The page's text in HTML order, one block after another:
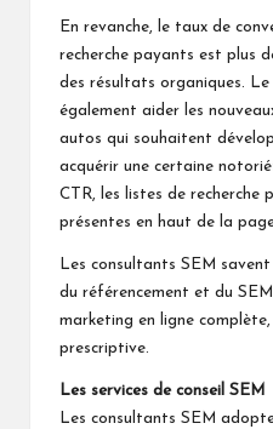
En revanche, le taux de
recherche payants est plus
des résultats organiques.
également aider les
autos qui souhaitent
acquérir une certaine
CTR, les listes de recherche
présentes en haut de la page
Les consultants SEM
du référencement et du
marketing en ligne
prescriptive.
Les services de conseil SEM
Les consultants SEM